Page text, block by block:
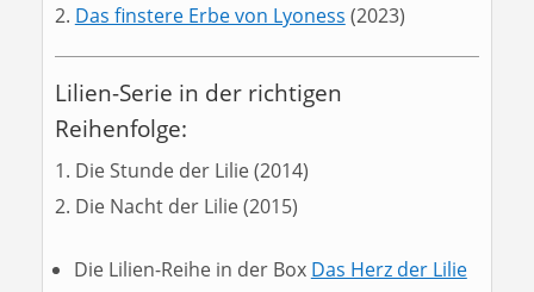
Das finstere Erbe von Lyoness (2023)
Lilien-Serie in der richtigen
Reihenfolge:
Die Stunde der Lilie (2014)
Die Nacht der Lilie (2015)
Die Lilien-Reihe in der Box Das Herz der Lilie